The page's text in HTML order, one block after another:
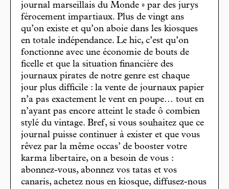
journal marseillais du Monde » par des jurys
férocement impartiaux. Plus de vingt ans
qu’on existe et qu’on aboie dans les kiosques
en totale indépendance. Le hic, c’est qu’on
fonctionne avec une économie de bouts de
ficelle et que la situation financière des
journaux pirates de notre genre est chaque
jour plus difficile : la vente de journaux papier
n’a pas exactement le vent en poupe… tout en
n’ayant pas encore atteint le stade ô combien
stylé du vintage. Bref, si vous souhaitez que ce
journal puisse continuer à exister et que vous
rêvez par la même occas’ de booster votre
karma libertaire, on a besoin de vous :
abonnez-vous, abonnez vos tatas et vos
canaris, achetez nous en kiosque, diffusez-nous